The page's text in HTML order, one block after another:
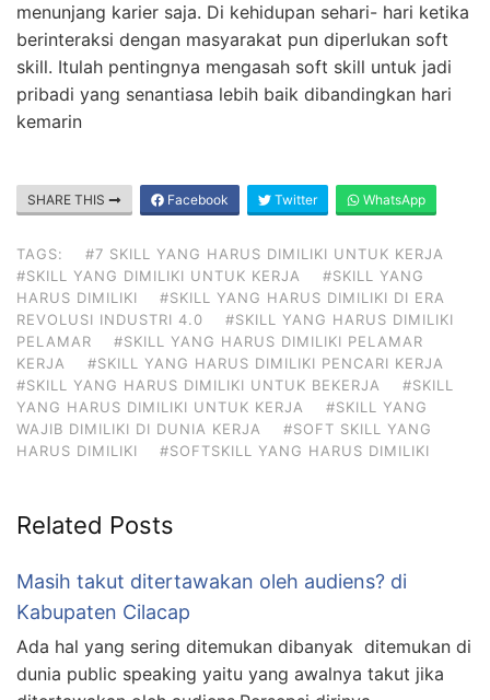
menunjang karier saja. Di kehidupan sehari- hari ketika
berinteraksi dengan masyarakat pun diperlukan soft
skill. Itulah pentingnya mengasah soft skill untuk jadi
pribadi yang senantiasa lebih baik dibandingkan hari
kemarin
SHARE THIS Facebook Twitter WhatsApp
TAGS:
#7 SKILL YANG HARUS DIMILIKI UNTUK KERJA
#SKILL YANG DIMILIKI UNTUK KERJA
#SKILL YANG
HARUS DIMILIKI
#SKILL YANG HARUS DIMILIKI DI ERA
REVOLUSI INDUSTRI 4.0
#SKILL YANG HARUS DIMILIKI
PELAMAR
#SKILL YANG HARUS DIMILIKI PELAMAR
KERJA
#SKILL YANG HARUS DIMILIKI PENCARI KERJA
#SKILL YANG HARUS DIMILIKI UNTUK BEKERJA
#SKILL
YANG HARUS DIMILIKI UNTUK KERJA
#SKILL YANG
WAJIB DIMILIKI DI DUNIA KERJA
#SOFT SKILL YANG
HARUS DIMILIKI
#SOFTSKILL YANG HARUS DIMILIKI
Related Posts
Masih takut ditertawakan oleh audiens? di
Kabupaten Cilacap
Ada hal yang sering ditemukan dibanyak ditemukan di
dunia public speaking yaitu yang awalnya takut jika